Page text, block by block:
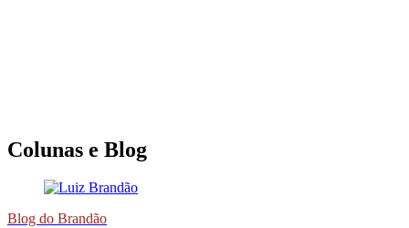
Colunas e Blog
Blog do Brandão